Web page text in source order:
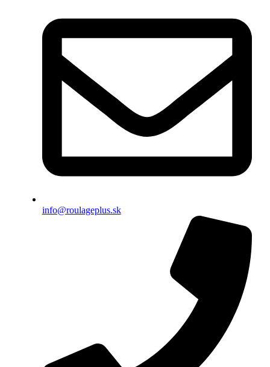
info@roulageplus.sk